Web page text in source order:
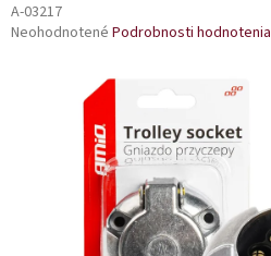
A-03217
Priemerné
Neohodnotené Podrobnosti hodnotenia